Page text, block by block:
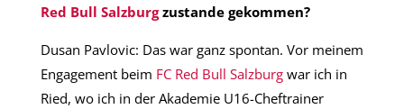
Red Bull Salzburgzustande gekommen?
Dusan Pavlovic: Das war ganz spontan. Vor meinem
Engagement beim FC Red Bull Salzburg war ich in
Ried, wo ich in der Akademie U16-Cheftrainer